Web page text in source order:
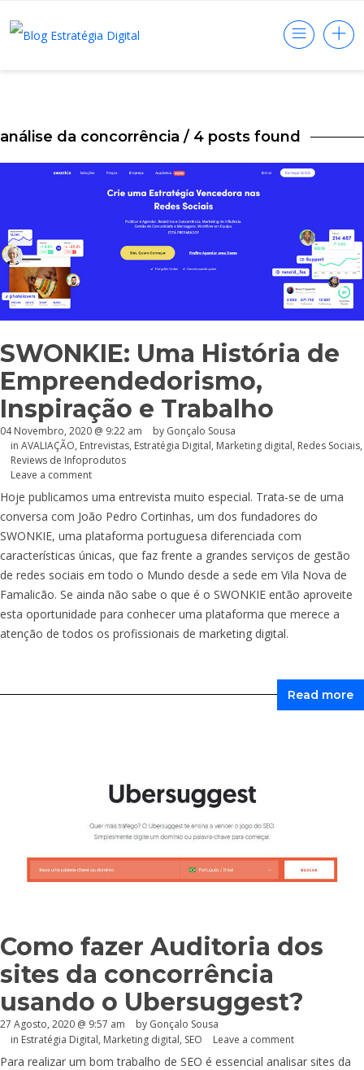
análise da concorrência / 4 posts found
SWONKIE: Uma História de
Empreendedorismo,
Inspiração e Trabalho
04 Novembro, 2020 @ 9:22 am by Gonçalo Sousa
in AVALIAÇÃO, Entrevistas, Estratégia Digital, Marketing digital, Redes Sociais,
Reviews de Infoprodutos
Leave a comment
Hoje publicamos uma entrevista muito especial. Trata-se de uma
conversa com João Pedro Cortinhas, um dos fundadores do
SWONKIE, uma plataforma portuguesa diferenciada com
características únicas, que faz frente a grandes serviços de gestão
de redes sociais em todo o Mundo desde a sede em Vila Nova de
Famalicão. Se ainda não sabe o que é o SWONKIE então aproveite
esta oportunidade para conhecer uma plataforma que merece a
atenção de todos os profissionais de marketing digital.
Read more
Como fazer Auditoria dos
sites da concorrência
usando o Ubersuggest?
27 Agosto, 2020 @ 9:57 am by Gonçalo Sousa
in Estratégia Digital, Marketing digital, SEO Leave a comment
Para realizar um bom trabalho de SEO é essencial analisar sites da